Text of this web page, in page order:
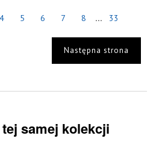
4 5 6 7 8 ... 33
Następna strona
tej samej kolekcji